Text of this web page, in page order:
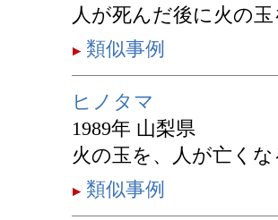
人が死んだ後に火の
類似事例
ヒノタマ
1989年 山梨県
火の玉を、人が亡く
類似事例